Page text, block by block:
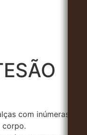
com inúmeras
corpo.